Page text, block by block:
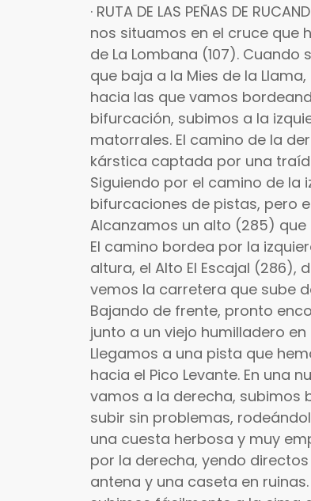
· RUTA DE LAS PEÑAS DE
nos situamos en el cruce que
de La Lombana (107).
que baja a la Mies de la
hacia las que vamos
bifurcación, subimos a la
matorrales. El camino de la
kárstica captada por una
Siguiendo por el camino de la
bifurcaciones de pistas, pero
Alcanzamos un alto (285)
El camino bordea por la
altura, el Alto El Escajal
vemos la carretera que sube
Bajando de frente, pronto
junto a un viejo humilladero
Llegamos a una pista que
hacia el Pico Levante. En una
vamos a la derecha, subimos
subir sin problemas,
una cuesta herbosa y muy
por la derecha, yendo
antena y una caseta en